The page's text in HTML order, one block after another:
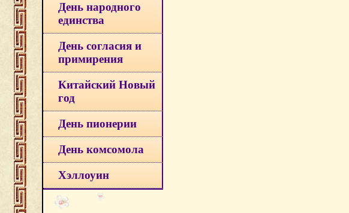
День народного
единства
День согласия и
примирения
Китайский Новый
год
День пионерии
День комсомола
Хэллоуин